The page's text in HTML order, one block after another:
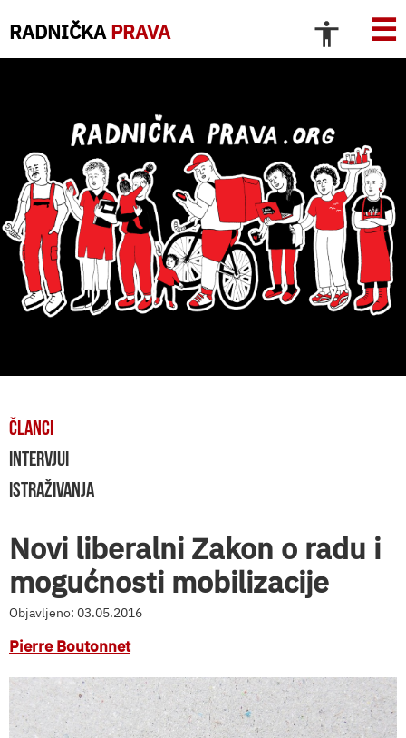
RADNIČKA PRAVA ☰
ČLANCI
INTERVJUI
ISTRAŽIVANJA
Novi liberalni Zakon o radu i
mogućnosti mobilizacije
Objavljeno: 03.05.2016
Pierre Boutonnet